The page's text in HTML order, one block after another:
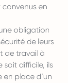
en
obligation
de leurs
de travail à
soit difficile, ils
en place d’un